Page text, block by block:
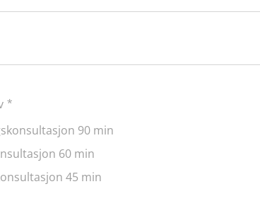
90 min
60 min
45 min